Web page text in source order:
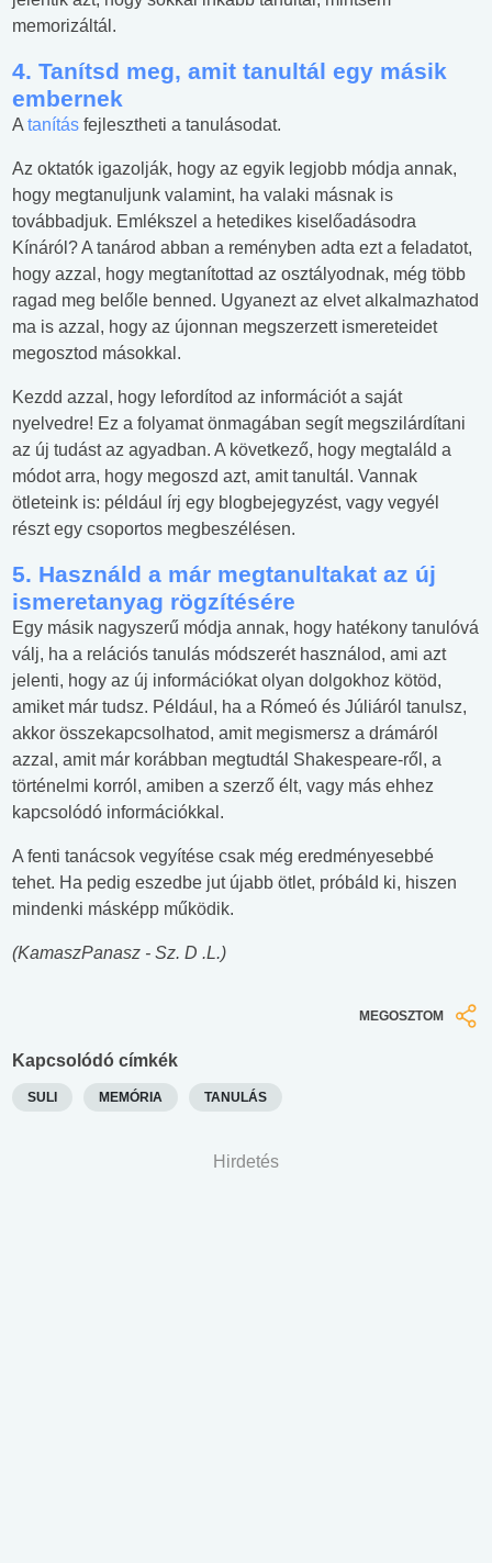
memorizáltál.
4. Tanítsd meg, amit tanultál egy másik
embernek
A tanítás fejlesztheti a tanulásodat.
Az oktatók igazolják, hogy az egyik legjobb módja annak,
hogy megtanuljunk valamint, ha valaki másnak is
továbbadjuk. Emlékszel a hetedikes kiselőadásodra
Kínáról? A tanárod abban a reményben adta ezt a feladatot,
hogy azzal, hogy megtanítottad az osztályodnak, még több
ragad meg belőle benned. Ugyanezt az elvet alkalmazhatod
ma is azzal, hogy az újonnan megszerzett ismereteidet
megosztod másokkal.
Kezdd azzal, hogy lefordítod az információt a saját
nyelvedre! Ez a folyamat önmagában segít megszilárdítani
az új tudást az agyadban. A következő, hogy megtaláld a
módot arra, hogy megoszd azt, amit tanultál. Vannak
ötleteink is: például írj egy blogbejegyzést, vagy vegyél
részt egy csoportos megbeszélésen.
5. Használd a már megtanultakat az új
ismeretanyag rögzítésére
Egy másik nagyszerű módja annak, hogy hatékony tanulóvá
válj, ha a relációs tanulás módszerét használod, ami azt
jelenti, hogy az új információkat olyan dolgokhoz kötöd,
amiket már tudsz. Például, ha a Rómeó és Júliáról tanulsz,
akkor összekapcsolhatod, amit megismersz a drámáról
azzal, amit már korábban megtudtál Shakespeare-ről, a
történelmi korról, amiben a szerző élt, vagy más ehhez
kapcsolódó információkkal.
A fenti tanácsok vegyítése csak még eredményesebbé
tehet. Ha pedig eszedbe jut újabb ötlet, próbáld ki, hiszen
mindenki másképp működik.
(KamaszPanasz - Sz. D .L.)
MEGOSZTOM
Kapcsolódó címkék
SULI MEMÓRIA TANULÁS
Hirdetés